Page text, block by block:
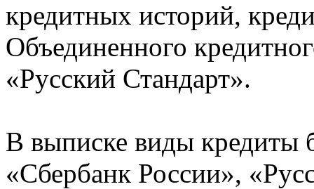
кредитных историй,
Объединенного
«Русский Стандарт».
В выписке виды кредиты
«Сбербанк России»,